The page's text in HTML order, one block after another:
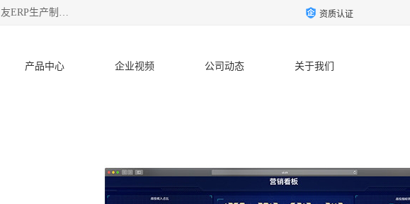
杭州协友软件有限公司主营：用友财务软件、用友进销存软件、用友OA办公自动化、用友CRM客户关系管理、用友ERP生产制造管理等;是一家用友管理软件咨询服务商。自创立至今，一直致力于为客户提供顾问式ERP管理解决方案务，为企业提供了财务管理、供应链和物流管理、生产制造管理、管理、知识与协同管理、客户关系管理等信息化建设领域的应用。 资质认证
产品中心 企业视频 公司动态 关于我们